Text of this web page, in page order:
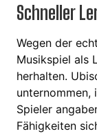
Schneller
Wegen der
Musikspiel als
herhalten.
Spieler
Fähigkeiten